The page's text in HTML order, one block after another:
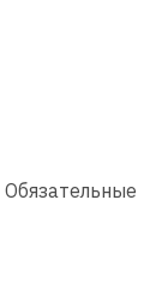
Обязательные